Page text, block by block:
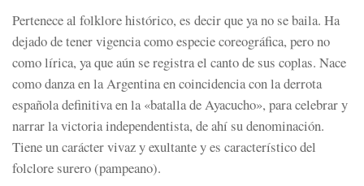
Pertenece al folklore histórico, es decir que ya no se baila. Ha
dejado de tener vigencia como especie coreográfica, pero no
como lírica, ya que aún se registra el canto de sus coplas. Nace
como danza en la Argentina en coincidencia con la derrota
española definitiva en la «batalla de Ayacucho», para celebrar y
narrar la victoria independentista, de ahí su denominación.
Tiene un carácter vivaz y exultante y es característico del
folclore surero (pampeano).